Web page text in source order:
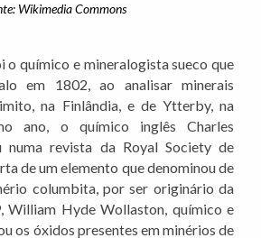
Wikimedia Commons
o químico e mineralogista sueco que
em 1802, ao analisar minerais
na Finlândia, e de Ytterby, na
ano, o químico inglês Charles
numa revista da Royal Society de
de um elemento que denominou de
columbita, por ser originário da
William Hyde Wollaston, químico e
os óxidos presentes em minérios de